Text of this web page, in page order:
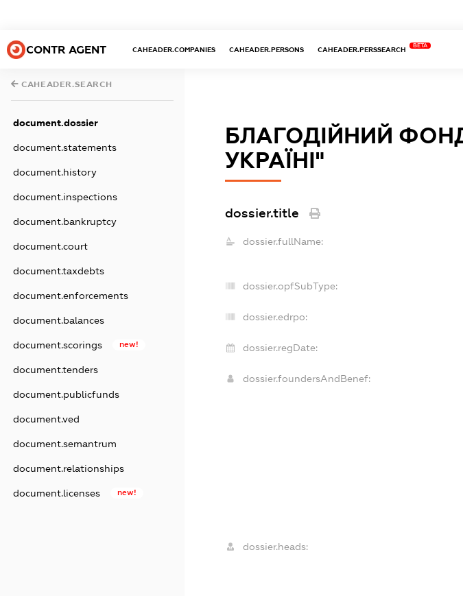
CONTR AGENT CAHEADER.COMPANIES CAHEADER.PERSONS CAHEADER.PERSSEARCH
BETA
CAHEADER.SEARCH
document.dossier
document.statements
document.history
document.inspections
document.bankruptcy
document.court
document.taxdebts
document.enforcements
document.balances
document.scorings new!
document.tenders
document.publicfunds
document.ved
document.semantrum
document.relationships
document.licenses new!
БЛАГОДІЙНИЙ
УКРАЇНІ"
dossier.title
dossier.fullName:
dossier.opfSubType:
dossier.edrpo:
dossier.regDate:
dossier.foundersAndBenef:
dossier.heads: